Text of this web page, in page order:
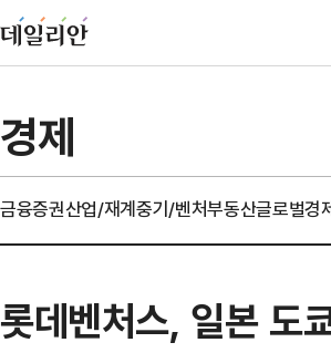
경제
금융증권산업/재계중기/벤처부동산글로벌경
롯데벤처스, 일본 도